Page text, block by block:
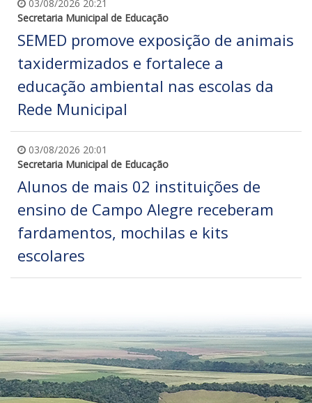
03/08/2026 20:21
Secretaria Municipal de Educação
SEMED promove exposição de animais
taxidermizados e fortalece a
educação ambiental nas escolas da
Rede Municipal
03/08/2026 20:01
Secretaria Municipal de Educação
Alunos de mais 02 instituições de
ensino de Campo Alegre receberam
fardamentos, mochilas e kits
escolares